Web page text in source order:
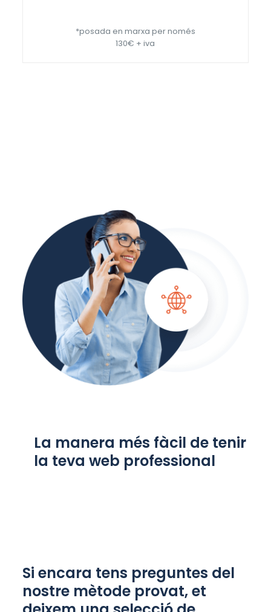
*posada en marxa per només
130€ + iva
La manera més fàcil de tenir
la teva web professional
Si encara tens preguntes del
nostre mètode provat, et